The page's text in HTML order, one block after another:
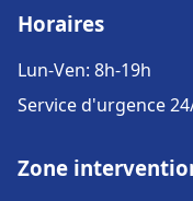
Horaires
Lun-Ven: 8h-19h
Service d'urgence
Zone